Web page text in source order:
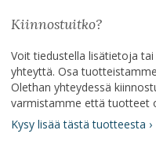
Kiinnostuitko?
Voit tiedustella lisätietoja
yhteyttä. Osa
Olethan yhteydessä
varmistamme että tuotteet
Kysy lisää tästä tuotteesta ›